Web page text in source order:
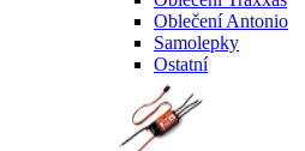
Oblečení Antonio
Samolepky
Ostatní